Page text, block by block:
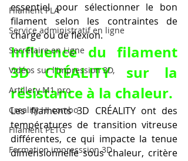
Filament PLA
Service administratif en ligne
Secrétaire en Ligne
Vidéos sur l'impression 3D,
Artillery M1 pro
Creality HI combo
Filament PETG
Formation impresssion 3D
essentiel pour sélectionner le bon
filament selon les contraintes de
charge ou de flexion.
Influence du filament
3D CRÉALITY sur la
résistance à la chaleur.
Les filaments 3D CRÉALITY ont des
températures de transition vitreuse
différentes, ce qui impacte la tenue
dimensionnelle sous chaleur, critère